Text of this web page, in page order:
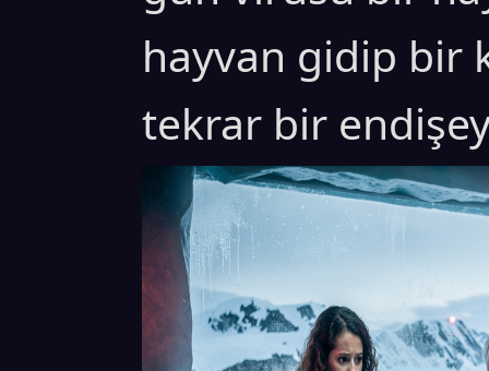
hayvan gidip bir
tekrar bir